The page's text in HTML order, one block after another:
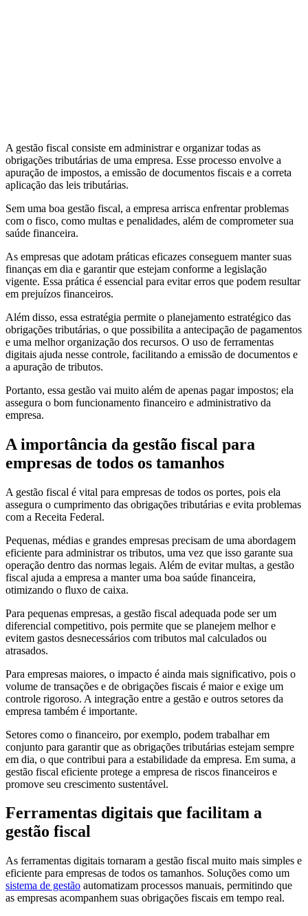
A gestão fiscal consiste em administrar e organizar todas as
obrigações tributárias de uma empresa. Esse processo envolve a
apuração de impostos, a emissão de documentos fiscais e a correta
aplicação das leis tributárias.
Sem uma boa gestão fiscal, a empresa arrisca enfrentar problemas
com o fisco, como multas e penalidades, além de comprometer sua
saúde financeira.
As empresas que adotam práticas eficazes conseguem manter suas
finanças em dia e garantir que estejam conforme a legislação
vigente. Essa prática é essencial para evitar erros que podem resultar
em prejuízos financeiros.
Além disso, essa estratégia permite o planejamento estratégico das
obrigações tributárias, o que possibilita a antecipação de pagamentos
e uma melhor organização dos recursos. O uso de ferramentas
digitais ajuda nesse controle, facilitando a emissão de documentos e
a apuração de tributos.
Portanto, essa gestão vai muito além de apenas pagar impostos; ela
assegura o bom funcionamento financeiro e administrativo da
empresa.
A importância da gestão fiscal para
empresas de todos os tamanhos
A gestão fiscal é vital para empresas de todos os portes, pois ela
assegura o cumprimento das obrigações tributárias e evita problemas
com a Receita Federal.
Pequenas, médias e grandes empresas precisam de uma abordagem
eficiente para administrar os tributos, uma vez que isso garante sua
operação dentro das normas legais. Além de evitar multas, a gestão
fiscal ajuda a empresa a manter uma boa saúde financeira,
otimizando o fluxo de caixa.
Para pequenas empresas, a gestão fiscal adequada pode ser um
diferencial competitivo, pois permite que se planejem melhor e
evitem gastos desnecessários com tributos mal calculados ou
atrasados.
Para empresas maiores, o impacto é ainda mais significativo, pois o
volume de transações e de obrigações fiscais é maior e exige um
controle rigoroso. A integração entre a gestão e outros setores da
empresa também é importante.
Setores como o financeiro, por exemplo, podem trabalhar em
conjunto para garantir que as obrigações tributárias estejam sempre
em dia, o que contribui para a estabilidade da empresa. Em suma, a
gestão fiscal eficiente protege a empresa de riscos financeiros e
promove seu crescimento sustentável.
Ferramentas digitais que facilitam a
gestão fiscal
As ferramentas digitais tornaram a gestão fiscal muito mais simples e
eficiente para empresas de todos os tamanhos. Soluções como um
sistema de gestão automatizam processos manuais, permitindo que
as empresas acompanhem suas obrigações fiscais em tempo real.